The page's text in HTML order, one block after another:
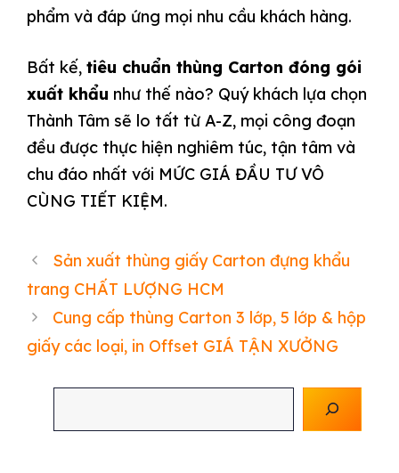
phẩm và đáp ứng mọi nhu cầu khách hàng.
Bất kế, tiêu chuẩn thùng Carton đóng gói
xuất khẩu như thế nào? Quý khách lựa chọn
Thành Tâm sẽ lo tất từ A-Z, mọi công đoạn
đều được thực hiện nghiêm túc, tận tâm và
chu đáo nhất với MỨC GIÁ ĐẦU TƯ VÔ
CÙNG TIẾT KIỆM.
Sản xuất thùng giấy Carton đựng khẩu
trang CHẤT LƯỢNG HCM
Cung cấp thùng Carton 3 lớp, 5 lớp & hộp
giấy các loại, in Offset GIÁ TẬN XƯỞNG
kiếm